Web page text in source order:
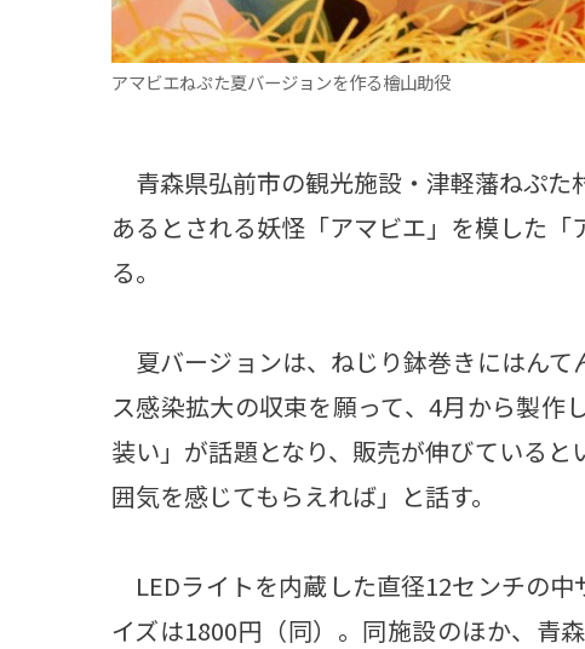
アマビエねぷた夏バージョンを作る檜山助役
青森県弘前市の観光施設・津軽藩ねぷた
あるとされる妖怪「アマビエ」を模した
る。
夏バージョンは、ねじり鉢巻きにはんて
ス感染拡大の収束を願って、4月から製作
装い」が話題となり、販売が伸びている
囲気を感じてもらえれば」と話す。
LEDライトを内蔵した直径12センチの
イズは1800円（同）。同施設のほか、青